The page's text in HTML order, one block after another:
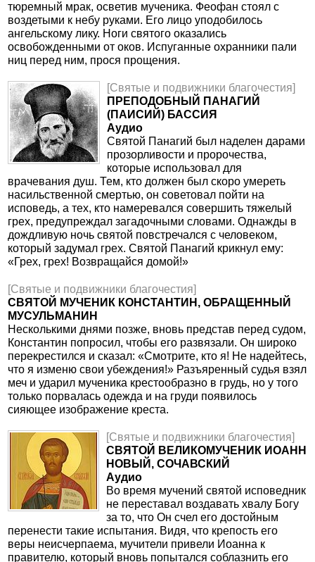
тюремный мрак, осветив мученика. Феофан стоял с
воздетыми к небу руками. Его лицо уподобилось
ангельскому лику. Ноги святого оказались
освобожденными от оков. Испуганные охранники пали
ниц перед ним, прося прощения.
[Святые и подвижники благочестия]
ПРЕПОДОБНЫЙ ПАНАГИЙ
(ПАИСИЙ) БАССИЯ
Аудио
Святой Панагий был наделен дарами
прозорливости и пророчества,
которые использовал для
врачевания душ. Тем, кто должен был скоро умереть
насильственной смертью, он советовал пойти на
исповедь, а тех, кто намеревался совершить тяжелый
грех, предупреждал загадочными словами. Однажды в
дождливую ночь святой повстречался с человеком,
который задумал грех. Святой Панагий крикнул ему:
«Грех, грех! Возвращайся домой!»
[Святые и подвижники благочестия]
СВЯТОЙ МУЧЕНИК КОНСТАНТИН, ОБРАЩЕННЫЙ
МУСУЛЬМАНИН
Несколькими днями позже, вновь представ перед судом,
Константин попросил, чтобы его развязали. Он широко
перекрестился и сказал: «Смотрите, кто я! Не надейтесь,
что я изменю свои убеждения!» Разъяренный судья взял
меч и ударил мученика крестообразно в грудь, но у того
только порвалась одежда и на груди появилось
сияющее изображение креста.
[Святые и подвижники благочестия]
СВЯТОЙ ВЕЛИКОМУЧЕНИК ИОАНН
НОВЫЙ, СОЧАВСКИЙ
Аудио
Во время мучений святой исповедник
не переставал воздавать хвалу Богу
за то, что Он счел его достойным
перенести такие испытания. Видя, что крепость его
веры неисчерпаема, мучители привели Иоанна к
правителю, который вновь попытался соблазнить его